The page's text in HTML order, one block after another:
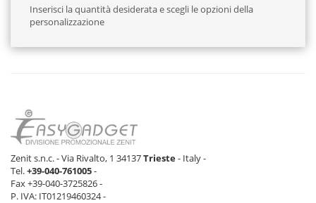
Inserisci la quantità desiderata e scegli le opzioni della
personalizzazione
Zenit s.n.c. - Via Rivalto, 1 34137Trieste- Italy -
Tel.+39-040-761005-
Fax +39-040-3725826 -
P. IVA: IT01219460324 -